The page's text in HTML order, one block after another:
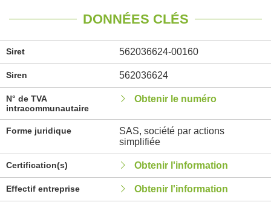
DONNÉES CLÉS
Siret 562036624-00160
Siren 562036624
N° de TVA
intracommunautaire
Obtenir le numéro
Forme juridique
SAS, société par actions
simplifiée
Certification(s) Obtenir l'information
Effectif entreprise Obtenir l'information